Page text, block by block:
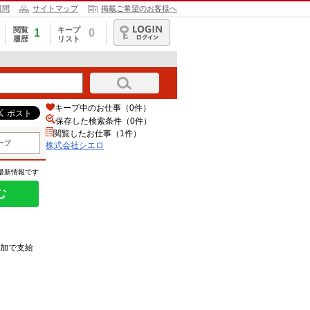
問 サイトマップ 掲載ご希望のお客様へ
閲覧
履歴
1
キープ
リスト
0
ログイン
プ
新情報です
で支給
キープ中のお仕事（0件）
保存した検索条件（0件）
閲覧したお仕事（1件）
株式会社シエロ